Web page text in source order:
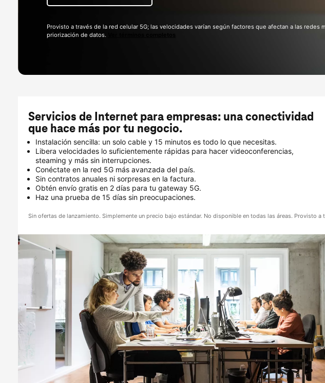
Provisto a través de la red celular 5G; las velocidades varían según factores que afectan a las redes
priorización de datos.